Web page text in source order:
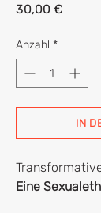
30,00 €
Anzahl *
IN
Eine